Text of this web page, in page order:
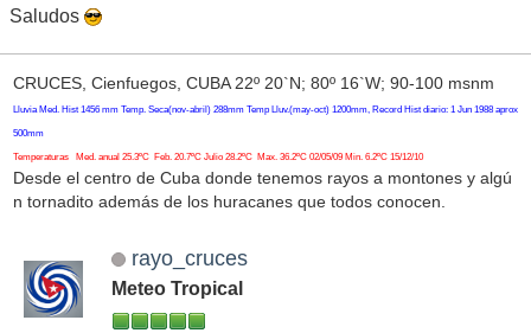
Saludos
CRUCES, Cienfuegos, CUBA 22º 20`N; 80º 16`W; 90-100 msnm
Lluvia Med. Hist 1456 mm Temp. Seca(nov-abril) 288mm Temp Lluv.(may-oct) 1200mm, Record Hist diario: 1 Jun 1988 aprox
500mm
Temperaturas Med. anual 25.3ºC Feb. 20.7ºC Julio 28.2ºC Max. 36.2ºC 02/05/09 Min. 6.2ºC 15/12/10
Desde el centro de Cuba donde tenemos rayos a montones y algú
n tornadito además de los huracanes que todos conocen.
rayo_cruces
Meteo Tropical